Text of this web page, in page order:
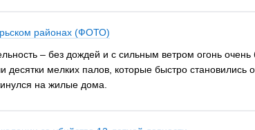
районах (ФОТО)
– без дождей и с сильным ветром огонь
десятки мелких палов, которые быстро
на жилые дома.